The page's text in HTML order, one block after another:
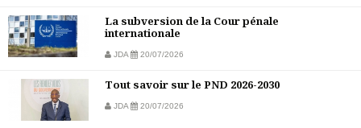
La subversion de la Cour pénale
internationale
JDA 20/07/2026
Tout savoir sur le PND 2026-2030
JDA 20/07/2026